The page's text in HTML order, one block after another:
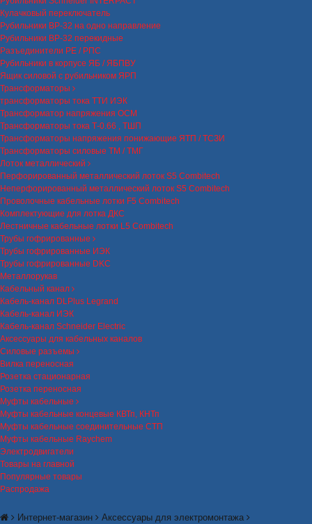
Кулачковый переключатель
Рубильники ВР-32 на одно направление
Рубильники ВР-32 перекидные
Разъединители РЕ / РПС
Рубильники в корпусе ЯБ / ЯБПВУ
Ящик силовой с рубильником ЯРП
Трансформаторы
трансформаторы тока ТТИ ИЭК
Трансформатор напряжения ОСМ
Трансформаторы тока Т-0.66 , ТШП
Трансформаторы напряжения понижающие ЯТП / ТСЗИ
Трансформаторы силовые ТМ / ТМГ
Лоток металлический
Перфорированный металлический лоток S5 Combitech
Неперфорированный металлический лоток S5 Combitech
Проволочные кабельные лотки F5 Combitech
Комплектующие для лотка ДКС
Лестничные кабельные лотки L5 Combitech
Трубы гофрированные
Трубы гофрированные ИЭК
Трубы гофрированные DKC
Металлорукав
Кабельный канал
Кабель-канал DLPlus Legrand
Кабель-канал ИЭК
Кабель-канал Schneider Electric
Аксессуары для кабельных каналов
Силовые разъемы
Вилка переносная
Розетка стационарная
Розетка переносная
Муфты кабельные
Муфты кабельные концевые КВТп, КНТп
Муфты кабельные соединительные СТП
Муфты кабельные Raychem
Электродвигатели
Товары на главной
Популярные товары
Распродажа
Интернет-магазин Аксессуары для электромонтажа